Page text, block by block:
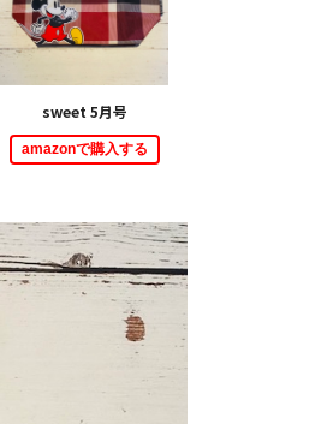
sweet 5月号
amazonで購入する